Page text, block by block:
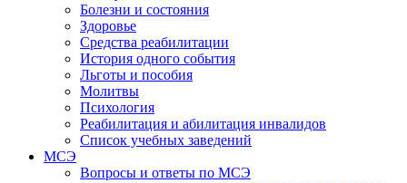
Болезни и состояния
Здоровье
Средства реабилитации
История одного события
Льготы и пособия
Молитвы
Психология
Реабилитация и абилитация инвалидов
Список учебных заведений
МСЭ
Вопросы и ответы по МСЭ